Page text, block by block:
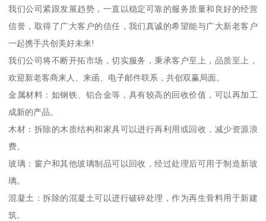
我们公司紧跟发展趋势，一直以稳定可靠的服务质量和良好的经营
信誉，取得了广大客户的信任，我们真诚的希望能与广大新老客户
一起携手共创美好未来!
我们公司将不断开拓市场，切实服务，秉承客户至上，品质至上，
欢迎新老客商来人、来函、电子邮件联系，共创双赢局面。
金属材料：如钢铁、铝合金等，具有较高的回收价值，可以再加工
成新的产品。
木材：拆除的木质结构和家具可以进行再利用或回收，减少资源浪
费。
玻璃：窗户和其他玻璃制品可以回收，经过处理后可用于制造新玻
璃。
混凝土：拆除的混凝土可以进行破碎处理，作为再生骨料用于新建
筑。